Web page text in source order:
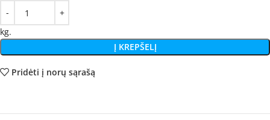
kg.
Į KREPŠELĮ
Pridėti į norų sąrašą